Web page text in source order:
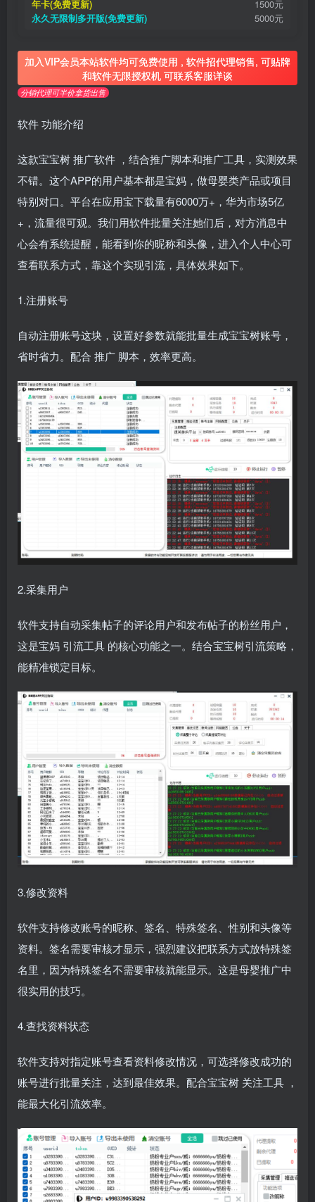
年卡(免费更新)
1500元
永久无限制多开版(免费更新)
5000元
加入VIP会员本站软件均可免费使用 , 软件招代理销售, 可贴牌
和软件无限授权机 可联系客服详谈
分销代理可半价拿货出售
软件功能介绍
这款宝宝树推广软件 ，结合推广脚本和推广工具，实测效果
不错。这个APP的用户基本都是宝妈，做母婴类产品或项目
特别对口。平台在应用宝下载量有6000万+，华为市场5亿
+，流量很可观。我们用软件批量关注她们后，对方消息中
心会有系统提醒，能看到你的昵称和头像，进入个人中心可
查看联系方式，靠这个实现引流，具体效果如下。
1.注册账号
自动注册账号这块，设置好参数就能批量生成宝宝树账号，
省时省力。配合 推广 脚本，效率更高。
2.采集用户
软件支持自动采集帖子的评论用户和发布帖子的粉丝用户，
这是宝妈 引流工具 的核心功能之一。结合宝宝树引流策略，
能精准锁定目标。
3.修改资料
软件支持修改账号的昵称、签名、特殊签名、性别和头像等
资料。签名需要审核才显示，强烈建议把联系方式放特殊签
名里，因为特殊签名不需要审核就能显示。这是母婴推广中
很实用的技巧。
4.查找资料状态
软件支持对指定账号查看资料修改情况，可选择修改成功的
账号进行批量关注，达到最佳效果。配合宝宝树 关注工具 ，
能最大化引流效率。